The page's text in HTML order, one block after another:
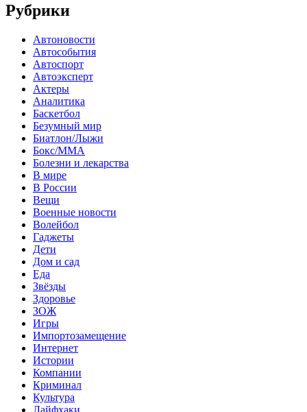
Рубрики
Автоновости
Автособытия
Автоспорт
Автоэксперт
Актеры
Аналитика
Баскетбол
Безумный мир
Биатлон/Лыжи
Бокс/MMA
Болезни и лекарства
В мире
В России
Вещи
Военные новости
Волейбол
Гаджеты
Дети
Дом и сад
Еда
Звёзды
Здоровье
ЗОЖ
Игры
Импортозамещение
Интернет
Истории
Компании
Криминал
Культура
Лайфхаки